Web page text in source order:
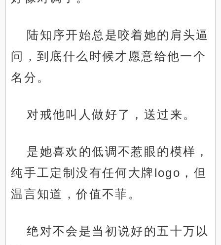
陆知序开始总是咬着她的肩头逼
问，到底什么时候才愿意给他一个
名分。
对戒他叫人做好了，送过来。
是她喜欢的低调不惹眼的模样，
纯手工定制没有任何大牌logo，但
温言知道，价值不菲。
绝对不会是当初说好的五十万以